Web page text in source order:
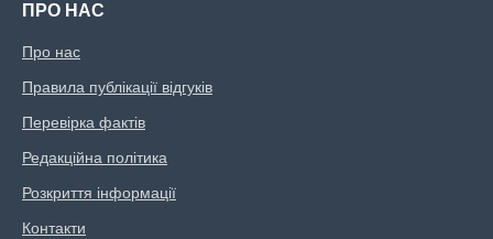
ПРО НАС
Про нас
Правила публікації відгуків
Перевірка фактів
Редакційна політика
Розкриття інформації
Контакти